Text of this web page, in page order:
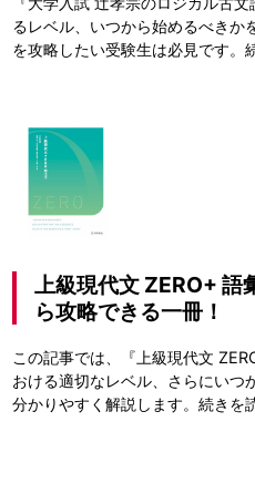
るレベル、いつから始めるべきか
を攻略したい受験生は必見です。
上級現代文 ZERO+ 語
ら攻略できる一冊！
この記事では、『上級現代文
おける適切なレベル、さらにいつ
分かりやすく解説します。続きを